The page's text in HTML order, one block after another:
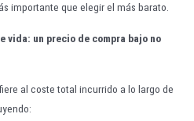
importante que elegir el más barato.
vida: un precio de compra bajo no
al coste total incurrido a lo largo de